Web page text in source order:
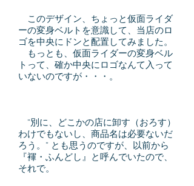
このデザイン、ちょっと仮面ライダ
ーの変身ベルトを意識して、当店のロ
ゴを中央にドンと配置してみました。
もっとも、仮面ライダーの変身ベル
トって、確か中央にロゴなんて入って
いないのですが・・・。
“別に、どこかの店に卸す（おろす）
わけでもないし、商品名は必要ないだ
ろう。” とも思うのですが、以前から
『褌・ふんどし』と呼んでいたので、
それで。